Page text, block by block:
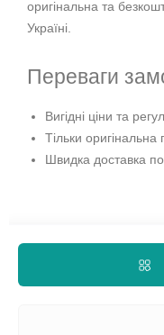
оригінальна та
Україні.
Переваги
Вигідні ціни та
Тільки оригінальна
Швидка доставка по